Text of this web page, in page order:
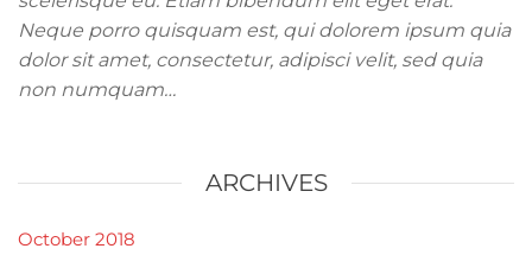
Neque porro quisquam est, qui dolorem ipsum quia
dolor sit amet, consectetur, adipisci velit, sed quia
non numquam…
ARCHIVES
October 2018